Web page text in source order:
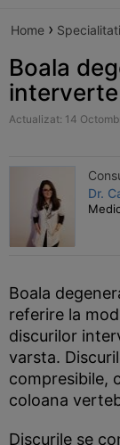
Home › Specialitati
Boala
Actualizat: 14
Dr.
Boala
referire la
discurilor
varsta.
compresibile,
coloana
Discurile se